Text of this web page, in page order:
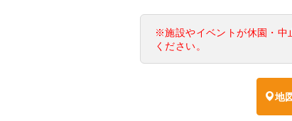
※施設やイベントが休園・中
ください。
地